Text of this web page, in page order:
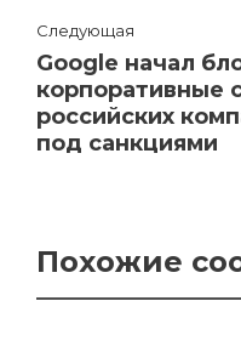
Следующая
Google начал
корпоративные
российских
под санкциями
Похожие